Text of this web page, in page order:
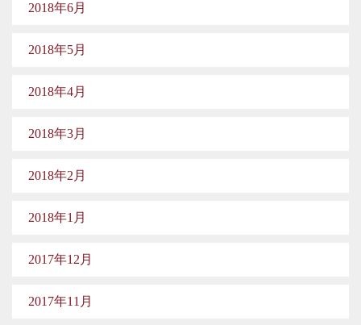
2018年6月
2018年5月
2018年4月
2018年3月
2018年2月
2018年1月
2017年12月
2017年11月